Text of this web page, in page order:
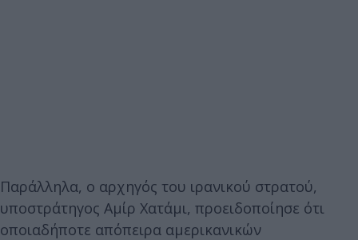
Παράλληλα, ο αρχηγός του ιρανικού στρατού,
υποστράτηγος Αμίρ Χατάμι, προειδοποίησε ότι
οποιαδήποτε απόπειρα αμερικανικών